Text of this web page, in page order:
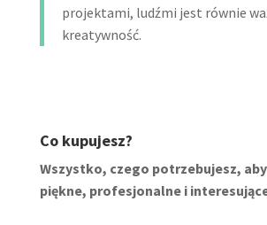
projektami, ludźmi jest równie
kreatywność.
Co kupujesz?
Wszystko, czego potrzebujesz,
piękne, profesjonalne i